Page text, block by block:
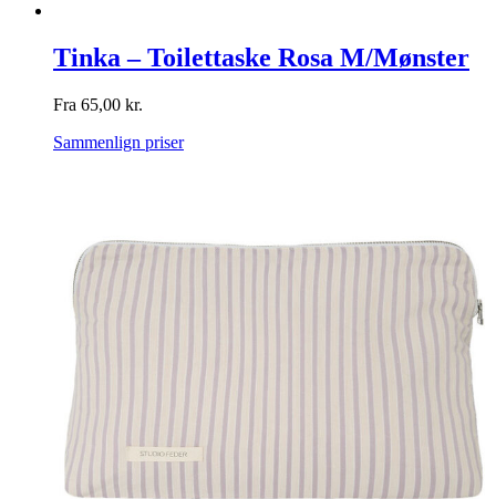
Tinka – Toilettaske Rosa M/Mønster
Fra 65,00 kr.
Sammenlign priser